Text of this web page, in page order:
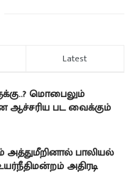
Latest
மொபைலும்
ஆச்சரிய பட வைக்கும்
பாலியல்
அதிரடி